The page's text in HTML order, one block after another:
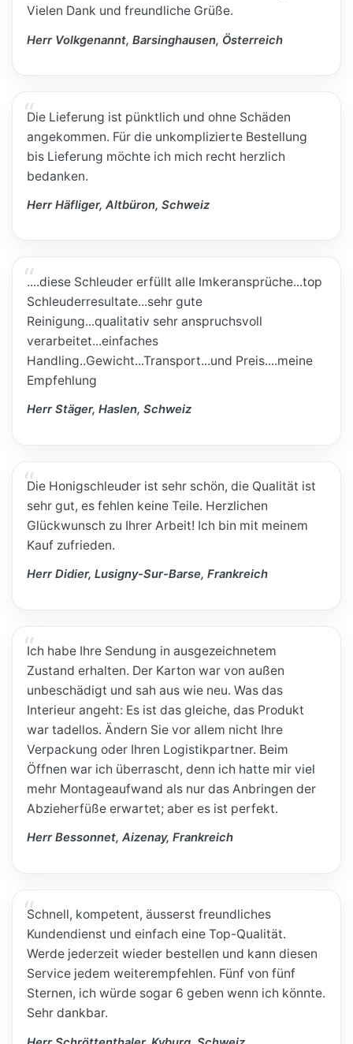
Vielen Dank und freundliche Grüße.
Herr Volkgenannt, Barsinghausen, Österreich
Die Lieferung ist pünktlich und ohne Schäden
angekommen. Für die unkomplizierte Bestellung
bis Lieferung möchte ich mich recht herzlich
bedanken.
Herr Häfliger, Altbüron, Schweiz
....diese Schleuder erfüllt alle Imkeransprüche...top
Schleuderresultate...sehr gute
Reinigung...qualitativ sehr anspruchsvoll
verarbeitet...einfaches
Handling..Gewicht...Transport...und Preis....meine
Empfehlung
Herr Stäger, Haslen, Schweiz
Die Honigschleuder ist sehr schön, die Qualität ist
sehr gut, es fehlen keine Teile. Herzlichen
Glückwunsch zu Ihrer Arbeit! Ich bin mit meinem
Kauf zufrieden.
Herr Didier, Lusigny-Sur-Barse, Frankreich
Ich habe Ihre Sendung in ausgezeichnetem
Zustand erhalten. Der Karton war von außen
unbeschädigt und sah aus wie neu. Was das
Interieur angeht: Es ist das gleiche, das Produkt
war tadellos. Ändern Sie vor allem nicht Ihre
Verpackung oder Ihren Logistikpartner. Beim
Öffnen war ich überrascht, denn ich hatte mir viel
mehr Montageaufwand als nur das Anbringen der
Abzieherfüße erwartet; aber es ist perfekt.
Herr Bessonnet, Aizenay, Frankreich
Schnell, kompetent, äusserst freundliches
Kundendienst und einfach eine Top-Qualität.
Werde jederzeit wieder bestellen und kann diesen
Service jedem weiterempfehlen. Fünf von fünf
Sternen, ich würde sogar 6 geben wenn ich könnte.
Sehr dankbar.